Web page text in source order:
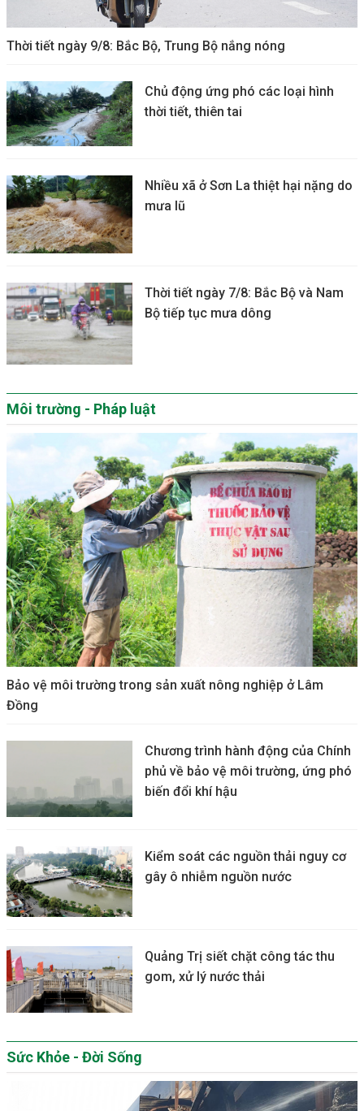
Thời tiết ngày 9/8: Bắc Bộ, Trung Bộ nắng nóng
Chủ động ứng phó các loại hình
thời tiết, thiên tai
Nhiều xã ở Sơn La thiệt hại nặng do
mưa lũ
Thời tiết ngày 7/8: Bắc Bộ và Nam
Bộ tiếp tục mưa dông
Môi trường - Pháp luật
Bảo vệ môi trường trong sản xuất nông nghiệp ở Lâm
Đồng
Chương trình hành động của Chính
phủ về bảo vệ môi trường, ứng phó
biến đổi khí hậu
Kiểm soát các nguồn thải nguy cơ
gây ô nhiễm nguồn nước
Quảng Trị siết chặt công tác thu
gom, xử lý nước thải
Sức Khỏe - Đời Sống